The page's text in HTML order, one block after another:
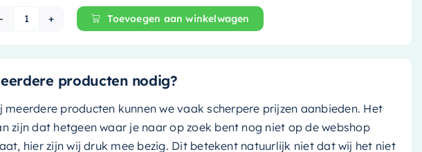
Mondiaz Vrijstaand bad Lundy - 170x75cm - urban (mat zwart)/ talc (mat
Toevoegen aan winkelwagen
producten nodig?
meerdere producten kunnen we vaak scherpere prijzen aanbieden. Het
zijn dat hetgeen waar je naar op zoek bent nog niet op de webshop
hier zijn wij druk mee bezig. Dit betekent natuurlijk niet dat wij het niet